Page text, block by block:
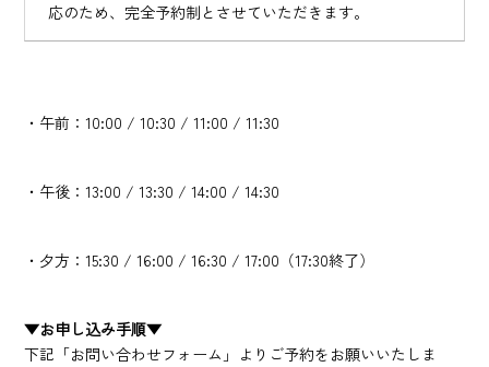
応のため、完全予約制とさせていただきます。
・午前：10:00 / 10:30 / 11:00 / 11:30
・午後：13:00 / 13:30 / 14:00 / 14:30
・夕方：15:30 / 16:00 / 16:30 / 17:00（17:30終了）
▼お申し込み手順▼
下記「お問い合わせフォーム」よりご予約をお願いいたしま